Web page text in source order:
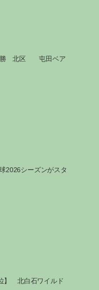
勝 北区 屯田ベア
2026シーズンがスタ
】 北白石ワイルド